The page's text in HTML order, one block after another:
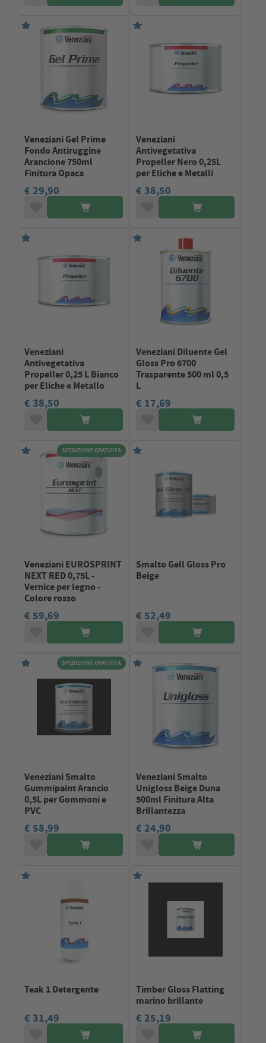
Veneziani Gel Prime
Fondo Antiruggine
Arancione 750ml
Finitura Opaca
€ 29,90
Veneziani
Antivegetativa
Propeller Nero 0,25L
per Eliche e Metalli
€ 38,50
Veneziani
Antivegetativa
Propeller 0,25 L Bianco
per Eliche e Metallo
€ 38,50
Veneziani Diluente Gel
Gloss Pro 6700
Trasparente 500 ml 0,5
L
€ 17,69
SPEDIZIONE GRATUITA
Veneziani EUROSPRINT
NEXT RED 0,75L -
Vernice per legno -
Colore rosso
€ 59,69
Smalto Gell Gloss Pro
Beige
€ 52,49
SPEDIZIONE GRATUITA
Veneziani Smalto
Gummipaint Arancio
0,5L per Gommoni e
PVC
€ 58,99
Veneziani Smalto
Unigloss Beige Duna
500ml Finitura Alta
Brillantezza
€ 24,90
Teak 1 Detergente
€ 31,49
Timber Gloss Flatting
marino brillante
€ 25,19